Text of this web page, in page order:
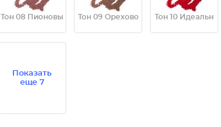
Тон 08 Пионовы Тон 09 Орехово Тон 10 Идеальн
Показать
еще 7